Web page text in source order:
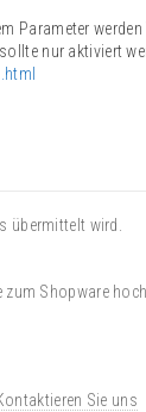
Parameter
nur aktiviert
übermittelt wird.
zum Shopware
Sie uns